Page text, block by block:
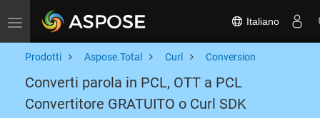
Toggle navigation Italiano
Prodotti Aspose.Total Curl Conversion
Converti parola in PCL, OTT a PCL
Convertitore GRATUITO o Curl SDK